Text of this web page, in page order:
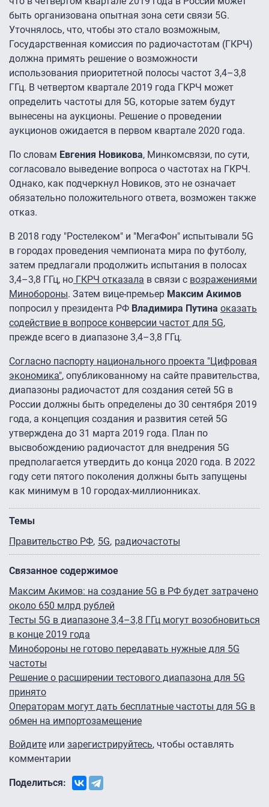
быть организована опытная зона сети связи 5G.
Уточнялось, что, чтобы это стало возможным,
Государственная комиссия по радиочастотам (ГКРЧ)
должна примять решение о возможности
использования приоритетной полосы частот 3,4–3,8
ГГц. В четвертом квартале 2019 года ГКРЧ может
определить частоты для 5G, которые затем будут
вынесены на аукционы. Решение о проведении
аукционов ожидается в первом квартале 2020 года.
По словам Евгения Новикова, Минкомсвязи, по сути,
согласовало выведение вопроса о частотах на ГКРЧ.
Однако, как подчеркнул Новиков, это не означает
обязательно положительного ответа, возможен также
отказ.
В 2018 году "Ростелеком" и "МегаФон" испытывали 5G
в городах проведения чемпионата мира по футболу,
затем предлагали продолжить испытания в полосах
3,4–3,8 ГГц, но ГКРЧ отказала в связи с возражениями
Минобороны. Затем вице-премьер Максим Акимов
попросил у президента РФ Владимира Путина оказать
содействие в вопросе конверсии частот для 5G,
прежде всего в диапазоне 3,4–3,8 ГГц.
Согласно паспорту национального проекта "Цифровая
экономика", опубликованному на сайте правительства,
диапазоны радиочастот для создания сетей 5G в
России должны быть определены до 30 сентября 2019
года, а концепция создания и развития сетей 5G
утверждена до 31 марта 2019 года. План по
высвобождению радиочастот для внедрения 5G
предполагается утвердить до конца 2020 года. В 2022
году сети пятого поколения должны быть запущены
как минимум в 10 городах-миллионниках.
Темы
Правительство РФ 5G радиочастоты
Связанное содержимое
Максим Акимов: на создание 5G в РФ будет затрачено
около 650 млрд рублей
Тесты 5G в диапазоне 3,4–3,8 ГГц могут возобновиться
в конце 2019 года
Минобороны не готово передавать нужные для 5G
частоты
Решение о расширении тестового диапазона для 5G
принято
Операторам могут дать бесплатные частоты для 5G в
обмен на импортозамещение
Войдите или зарегистрируйтесь, чтобы оставлять
комментарии
Поделиться: